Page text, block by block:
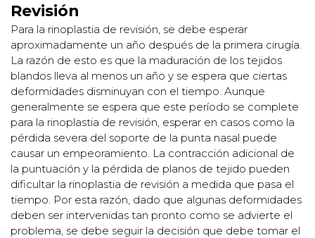
Revisión
Para la rinoplastia de revisión, se debe esperar
aproximadamente un año después de la primera cirugía.
La razón de esto es que la maduración de los tejidos
blandos lleva al menos un año y se espera que ciertas
deformidades disminuyan con el tiempo. Aunque
generalmente se espera que este período se complete
para la rinoplastia de revisión, esperar en casos como la
pérdida severa del soporte de la punta nasal puede
causar un empeoramiento. La contracción adicional de
la puntuación y la pérdida de planos de tejido pueden
dificultar la rinoplastia de revisión a medida que pasa el
tiempo. Por esta razón, dado que algunas deformidades
deben ser intervenidas tan pronto como se advierte el
problema, se debe seguir la decisión que debe tomar el